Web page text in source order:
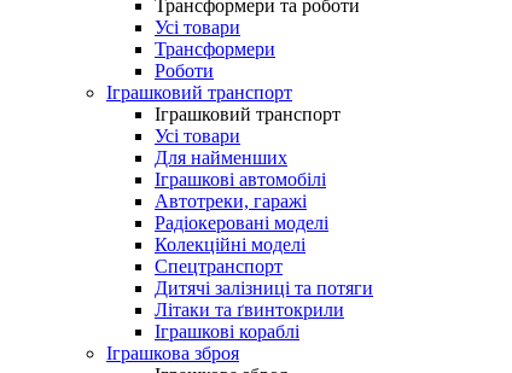
Трансформери та роботи
Усі товари
Трансформери
Роботи
Іграшковий транспорт
Іграшковий транспорт
Усі товари
Для найменших
Іграшкові автомобілі
Автотреки, гаражі
Радіокеровані моделі
Колекційні моделі
Спецтранспорт
Дитячі залізниці та потяги
Літаки та ґвинтокрили
Іграшкові кораблі
Іграшкова зброя